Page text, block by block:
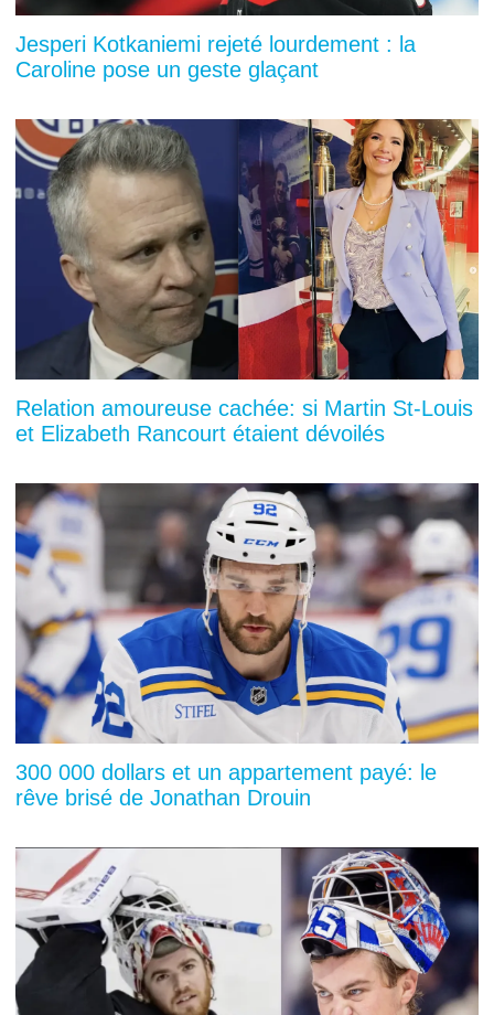
Jesperi Kotkaniemi rejeté lourdement : la
Caroline pose un geste glaçant
Relation amoureuse cachée: si Martin St-Louis
et Elizabeth Rancourt étaient dévoilés
300 000 dollars et un appartement payé: le
rêve brisé de Jonathan Drouin